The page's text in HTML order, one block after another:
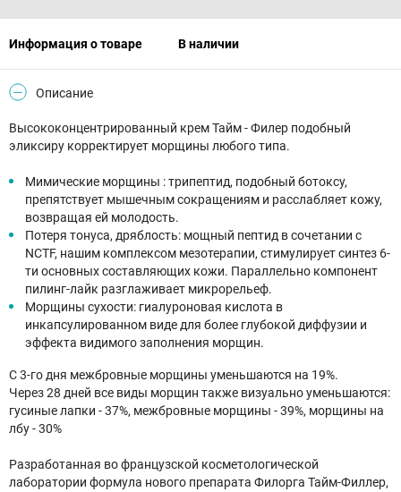
Информация о товаре В наличии
Описание
Высококонцентрированный крем Тайм - Филер подобный
эликсиру корректирует морщины любого типа.
Мимические морщины : трипептид, подобный ботоксу,
препятствует мышечным сокращениям и расслабляет кожу,
возвращая ей молодость.
Потеря тонуса, дряблость: мощный пептид в сочетании с
NCTF, нашим комплексом мезотерапии, стимулирует синтез 6-
ти основных составляющих кожи. Параллельно компонент
пилинг-лайк разглаживает микрорельеф.
Морщины сухости: гиалуроновая кислота в
инкапсулированном виде для более глубокой диффузии и
эффекта видимого заполнения морщин.
С 3-го дня межбровные морщины уменьшаются на 19%.
Через 28 дней все виды морщин также визуально уменьшаются:
гусиные лапки - 37%, межбровные морщины - 39%, морщины на
лбу - 30%
Разработанная во французской косметологической
лаборатории формула нового препарата Филорга Тайм-Филлер,